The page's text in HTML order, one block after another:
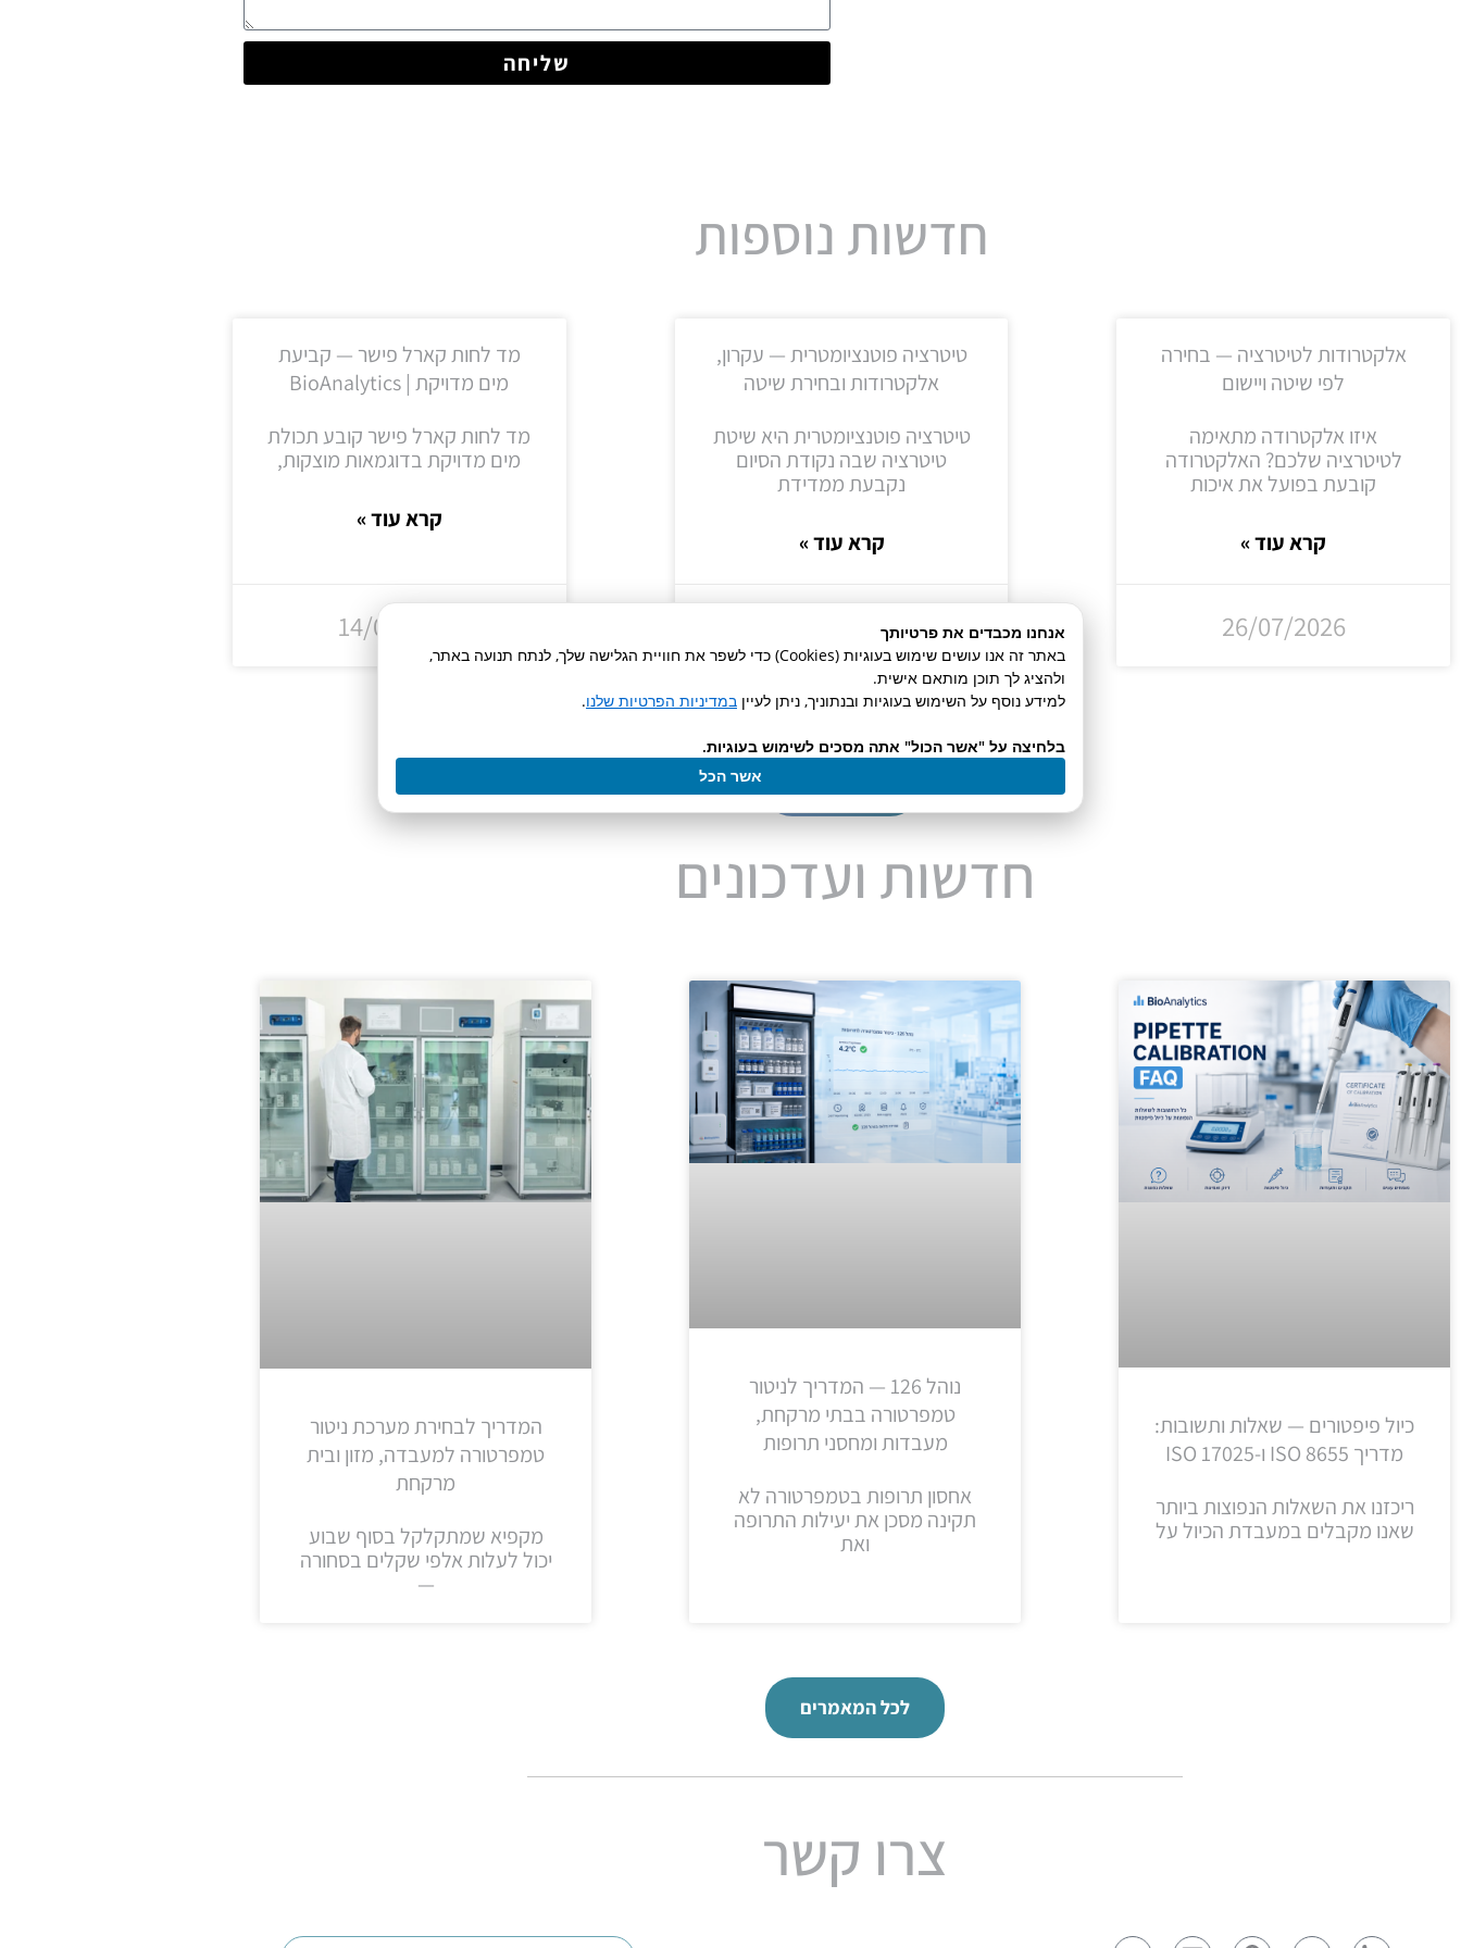
שליחה
חדשות נוספות
אלקטרודות לטיטרציה — בחירה
לפי שיטה ויישום
איזו אלקטרודה מתאימה
לטיטרציה שלכם? האלקטרודה
קובעת בפועל את איכות
קרא עוד »
26/07/2026
טיטרציה פוטנציומטרית — עקרון,
אלקטרודות ובחירת שיטה
טיטרציה פוטנציומטרית היא שיטת
טיטרציה שבה נקודת הסיום
נקבעת ממדידת
קרא עוד »
15/07/2026
מד לחות קארל פישר — קביעת
מים מדויקת | BioAnalytics
מד לחות קארל פישר קובע תכולת
מים מדויקת בדוגמאות מוצקות,
קרא עוד »
14/07/2026
חדשות ועדכונים
כיול פיפטורים — שאלות ותשובות:
מדריך ISO 8655 ו-ISO 17025
ריכזנו את השאלות הנפוצות ביותר
שאנו מקבלים במעבדת הכיול על
נוהל 126 — המדריך לניטור
טמפרטורה בבתי מרקחת,
מעבדות ומחסני תרופות
אחסון תרופות בטמפרטורה לא
תקינה מסכן את יעילות התרופה
ואת
המדריך לבחירת מערכת ניטור
טמפרטורה למעבדה, מזון ובית
מרקחת
מקפיא שמתקלקל בסוף שבוע
יכול לעלות אלפי שקלים בסחורה
—
לכל המאמרים
צרו קשר
אנחנו מכבדים את פרטיותך
באתר זה אנו עושים שימוש בעוגיות (Cookies) כדי לשפר את חוויית הגלישה שלך, לנתח תנועה באתר,
ולהציג לך תוכן מותאם אישית.
למידע נוסף על השימוש בעוגיות ובנתוניך, ניתן לעיין במדיניות הפרטיות שלנו.
בלחיצה על "אשר הכול" אתה מסכים לשימוש בעוגיות.
אשר הכל